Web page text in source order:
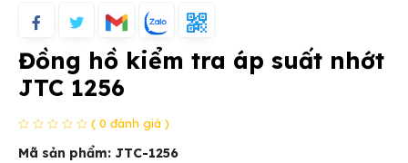
Đồng hồ kiểm tra áp suất nhớt
JTC 1256
( 0 đánh giá )
Mã sản phẩm: JTC-1256